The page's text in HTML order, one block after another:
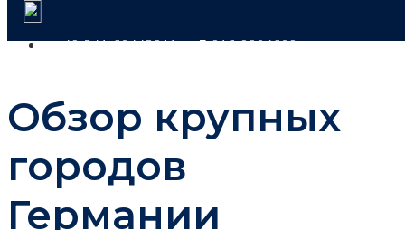
+49 341 60443311 +7 916 9904609
Обзор крупных
городов
Германии